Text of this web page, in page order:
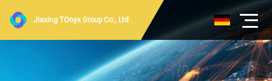
Jiaxing TOnyx Group Co., Ltd